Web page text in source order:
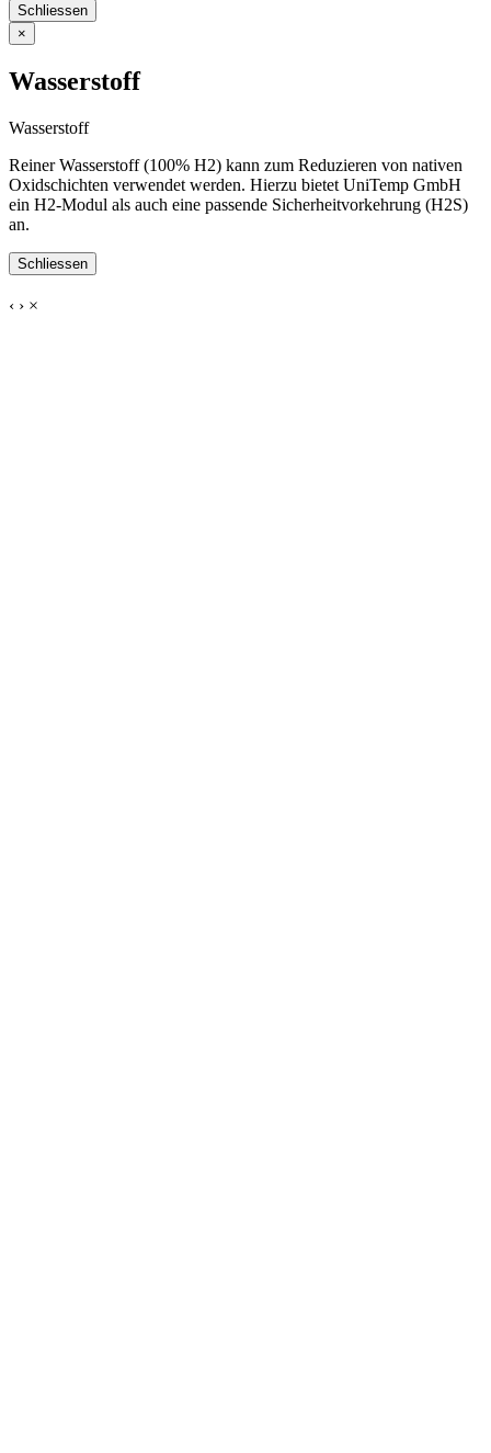
Schliessen
×
Wasserstoff
Wasserstoff
Reiner Wasserstoff (100% H2) kann zum Reduzieren von nativen
Oxidschichten verwendet werden. Hierzu bietet UniTemp GmbH
ein H2-Modul als auch eine passende Sicherheitvorkehrung (H2S)
an.
Schliessen
‹ › ×